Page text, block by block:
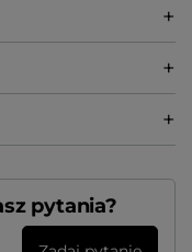
pytania?